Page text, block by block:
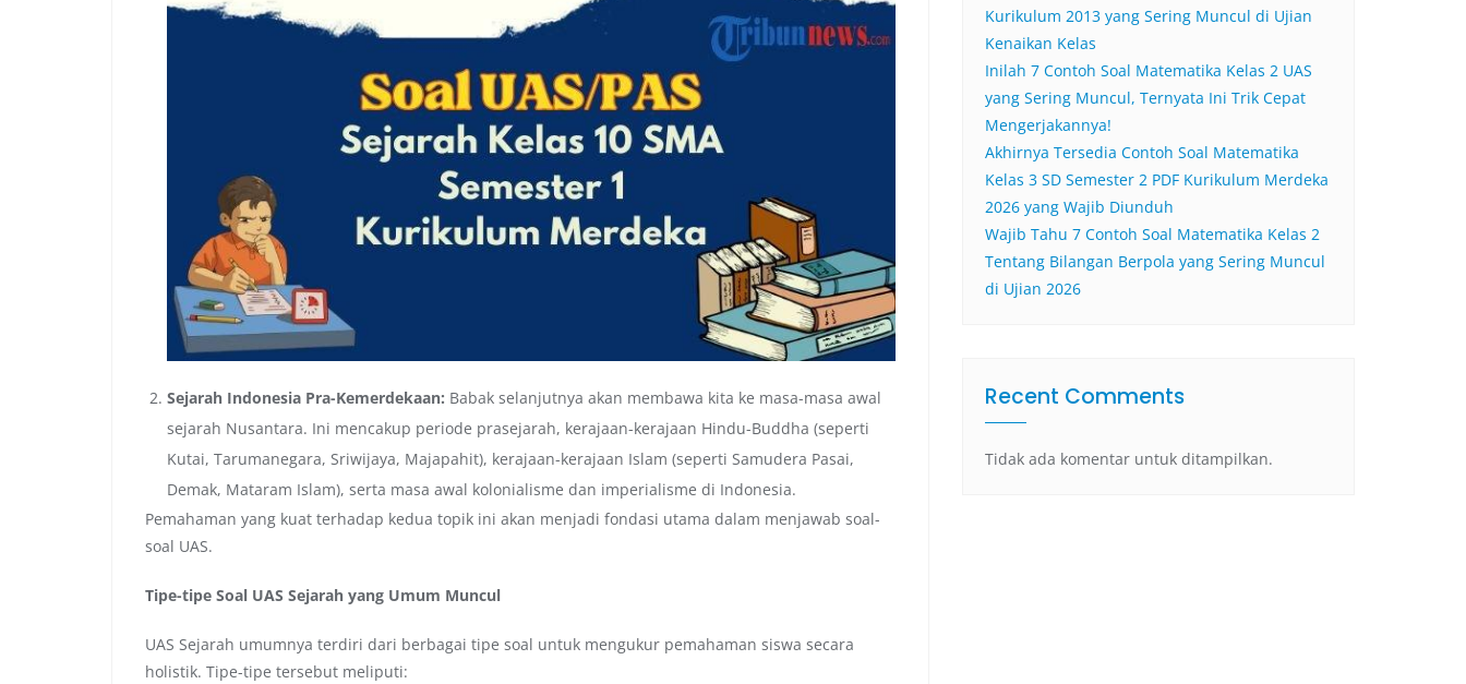
Sejarah Indonesia Pra-Kemerdekaan: Babak selanjutnya akan membawa kita ke masa-masa awal
sejarah Nusantara. Ini mencakup periode prasejarah, kerajaan-kerajaan Hindu-Buddha (seperti
Kutai, Tarumanegara, Sriwijaya, Majapahit), kerajaan-kerajaan Islam (seperti Samudera Pasai,
Demak, Mataram Islam), serta masa awal kolonialisme dan imperialisme di Indonesia.
Pemahaman yang kuat terhadap kedua topik ini akan menjadi fondasi utama dalam menjawab soal-
soal UAS.
Tipe-tipe Soal UAS Sejarah yang Umum Muncul
UAS Sejarah umumnya terdiri dari berbagai tipe soal untuk mengukur pemahaman siswa secara
holistik. Tipe-tipe tersebut meliputi:
Kurikulum 2013 yang Sering Muncul di Ujian
Kenaikan Kelas
Inilah 7 Contoh Soal Matematika Kelas 2 UAS
yang Sering Muncul, Ternyata Ini Trik Cepat
Mengerjakannya!
Akhirnya Tersedia Contoh Soal Matematika
Kelas 3 SD Semester 2 PDF Kurikulum Merdeka
2026 yang Wajib Diunduh
Wajib Tahu 7 Contoh Soal Matematika Kelas 2
Tentang Bilangan Berpola yang Sering Muncul
di Ujian 2026
Recent Comments
Tidak ada komentar untuk ditampilkan.